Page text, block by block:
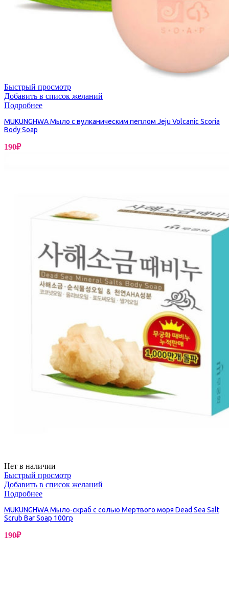
Быстрый просмотр
Добавить в список желаний
Подробнее
MUKUNGHWA Мыло с вулканическим пеплом Jeju Volcanic Scoria
Body Soap
190₽
Нет в наличии
Быстрый просмотр
Добавить в список желаний
Подробнее
MUKUNGHWA Мыло-скраб с солью Мертвого моря Dead Sea Salt
Scrub Bar Soap 100гр
190₽